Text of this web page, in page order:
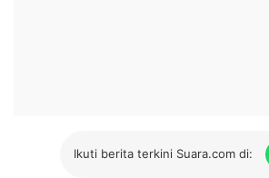
Ikuti berita terkini Suara.com di: